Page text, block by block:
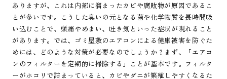
ありますが、これは内部に溜まったカビや腐敗物が原因であるこ
とが多いです。こうした臭いの元となる菌や化学物質を長時間吸
い込むことで、頭痛やめまい、吐き気といった症状が現れること
があります。では、ゴミ屋敷のエアコンによる健康被害を防ぐた
めには、どのような対策が必要なのでしょうか？まず、「エアコ
ンのフィルターを定期的に掃除する」ことが基本です。フィルタ
ーがホコリで詰まっていると、カビやダニが繁殖しやすくなるた